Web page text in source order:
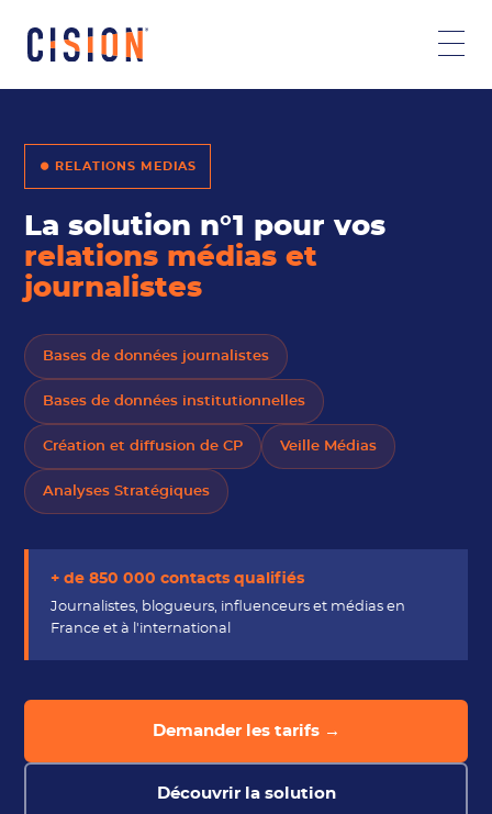
⏺ RELATIONS MEDIAS
La solution n°1 pour vos
relations médias et
journalistes
Bases de données journalistes
Bases de données institutionnelles
Création et diffusion de CP Veille Médias
Analyses Stratégiques
+ de 850 000 contacts qualifiés
Journalistes, blogueurs, influenceurs et médias en
France et à l'international
Demander les tarifs →
Découvrir la solution